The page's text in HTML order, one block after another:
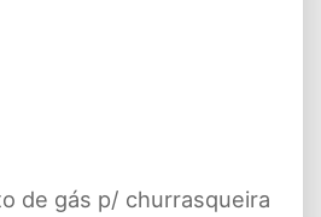
de gás p/ churrasqueira